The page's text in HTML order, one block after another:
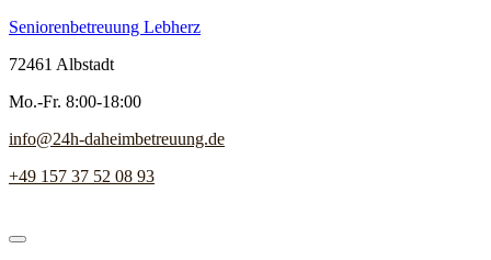
Seniorenbetreuung Lebherz
72461 Albstadt
Mo.-Fr. 8:00-18:00
info@24h-daheimbetreuung.de
+49 157 37 52 08 93